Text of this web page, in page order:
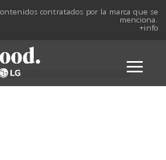
contratados por la marca que se
menciona.
+info